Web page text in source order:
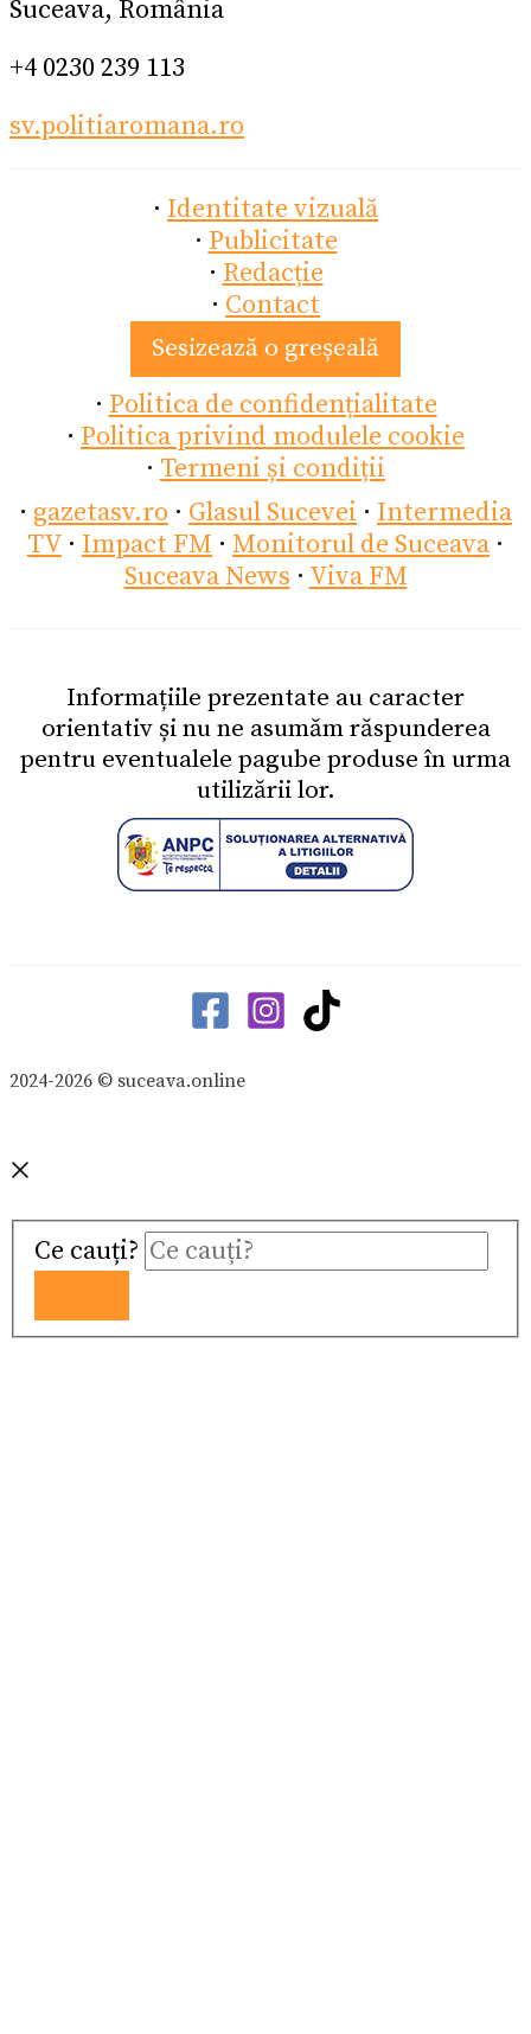
Suceava, România
+4 0230 239 113
sv.politiaromana.ro
· Identitate vizuală
· Publicitate
· Redacție
· Contact
Sesizează o greșeală
· Politica de confidențialitate
· Politica privind modulele cookie
· Termeni și condiții
· gazetasv.ro · Glasul Sucevei · Intermedia
TV · Impact FM · Monitorul de Suceava ·
Suceava News · Viva FM
Informațiile prezentate au caracter
orientativ și nu ne asumăm răspunderea
pentru eventualele pagube produse în urma
utilizării lor.
2024-2026 © suceava.online
Ce cauți?